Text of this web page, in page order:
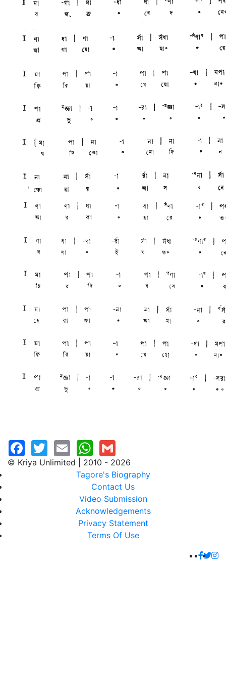
© Kriya Unlimited | 2010 - 2026
Tagore's Biography
Contact Us
Video Submission
Acknowledgements
Privacy Statement
Terms Of Use